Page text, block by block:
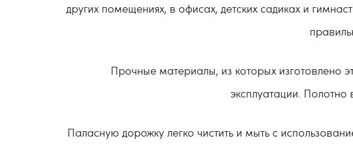
других помещениях, в офисах, детских садиках и
Прочные материалы, из которых изготовлено
эксплуатации.
Паласную дорожку легко чистить и мыть с